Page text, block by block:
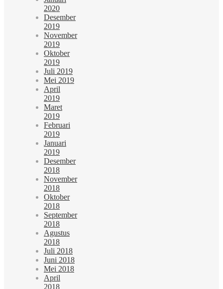
2020
Desember
2019
November
2019
Oktober
2019
Juli 2019
Mei 2019
April
2019
Maret
2019
Februari
2019
Januari
2019
Desember
2018
November
2018
Oktober
2018
September
2018
Agustus
2018
Juli 2018
Juni 2018
Mei 2018
April
2018